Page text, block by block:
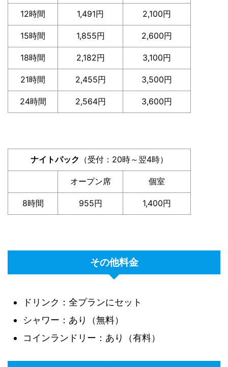
12時間 1,491円 2,100円
15時間 1,855円 2,600円
18時間 2,182円 3,100円
21時間 2,455円 3,500円
24時間 2,564円 3,600円
ナイトパック （受付：20時～翌4時）
オープン席 個室
8時間 955円 1,400円
その他料金
ドリンク：全プランにセット
シャワー：あり（無料）
コインランドリー：あり（有料）